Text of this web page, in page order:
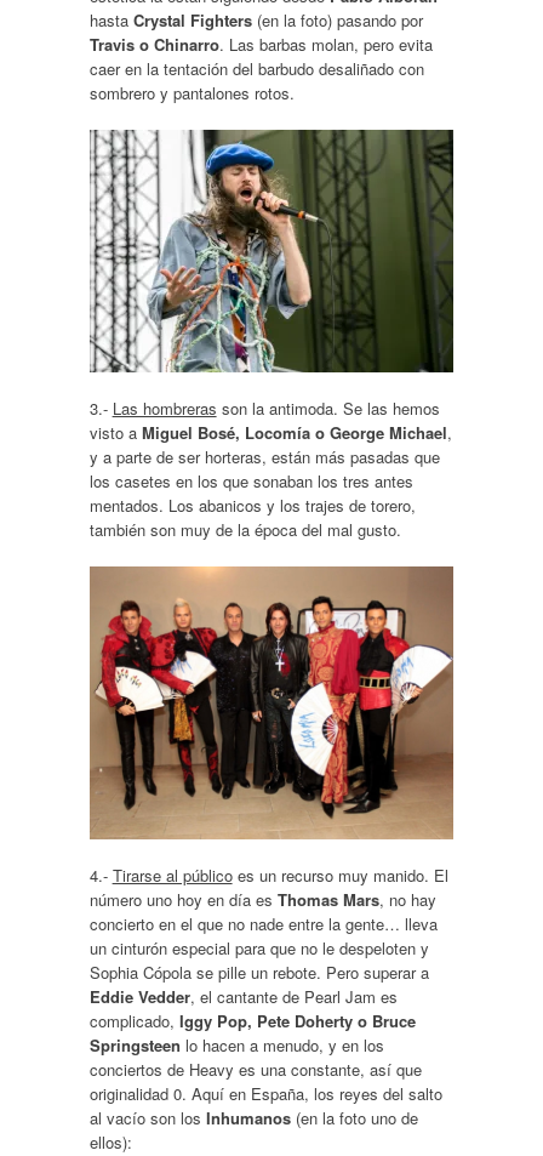
hasta Crystal Fighters(en la foto) pasando por
Travis o Chinarro. Las barbas molan, pero evita
caer en la tentación del barbudo desaliñado con
sombrero y pantalones rotos.
3.- Las hombreras son la antimoda. Se las hemos
visto a Miguel Bosé, Locomía o George Michael,
y a parte de ser horteras, están más pasadas que
los casetes en los que sonaban los tres antes
mentados. Los abanicos y los trajes de torero,
también son muy de la época del mal gusto.
4.- Tirarse al públicoes un recurso muy manido. El
número uno hoy en día es Thomas Mars, no hay
concierto en el que no nade entre la gente… lleva
un cinturón especial para que no le despeloten y
Sophia Cópola se pille un rebote. Pero superar a
Eddie Vedder, el cantante de Pearl Jam es
complicado, Iggy Pop, Pete Doherty o Bruce
Springsteen lo hacen a menudo, y en los
conciertos de Heavy es una constante, así que
originalidad 0. Aquí en España, los reyes del salto
al vacío son los Inhumanos(en la foto uno de
ellos):